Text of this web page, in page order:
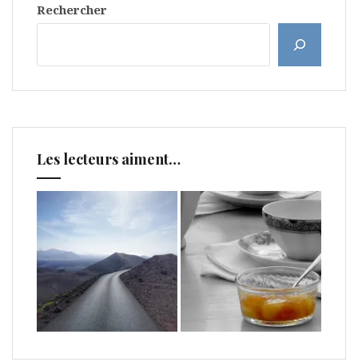
Rechercher
Les lecteurs aiment…